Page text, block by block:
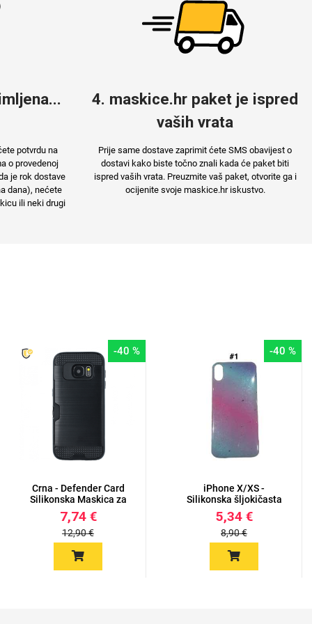
potvrdu na
o provedenoj
je rok dostave
dana), nećete
ili neki drugi
4. maskice.hr paket je ispred
vaših vrata
Prije same dostave zaprimit ćete SMS obavijest o
dostavi kako biste točno znali kada će paket biti
ispred vaših vrata. Preuzmite vaš paket, otvorite ga i
ocijenite svoje maskice.hr iskustvo.
-40 %
Crna - Defender Card
Silikonska Maskica za
iPh...
7,74 €
12,90 €
-40 %
iPhone X/XS -
Silikonska šljokičasta
poluprozi...
5,34 €
8,90 €